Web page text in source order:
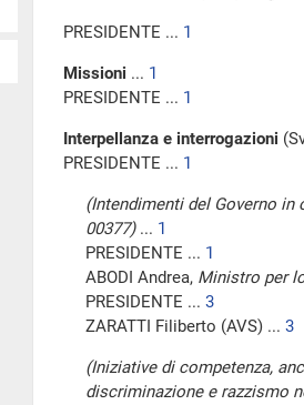
PRESIDENTE ... 1
Missioni ... 1
PRESIDENTE ... 1
Interpellanza e interrogazioni
PRESIDENTE ... 1
(Intendimenti del Governo in
00377)... 1
PRESIDENTE ... 1
ABODI Andrea, Ministro per
PRESIDENTE ... 3
ZARATTI Filiberto (AVS) ... 3
(Iniziative di competenza,
discriminazione e razzismo